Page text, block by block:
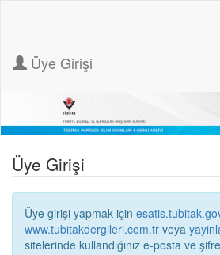
Üye Girişi
Üye Girişi
Üye girişi yapmak için
www.tubitakdergileri.com.tr veya
sitelerinde kullandığınız e-posta ve